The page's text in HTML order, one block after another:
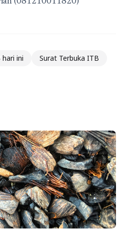
hari ini Surat Terbuka ITB